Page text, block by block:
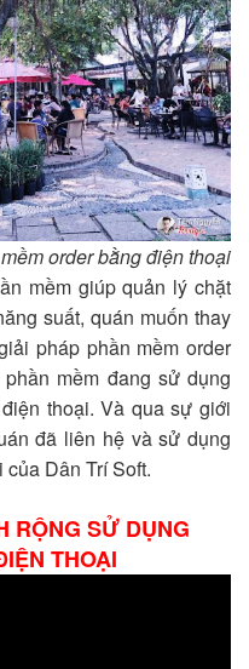
order bằng điện thoại
mềm giúp quản lý chặt
suất, quán muốn thay
pháp phần mềm order
mềm đang sử dụng
thoại. Và qua sự giới
đã liên hệ và sử dụng
Dân Trí Soft.
RỘNG SỬ DỤNG
THOẠI